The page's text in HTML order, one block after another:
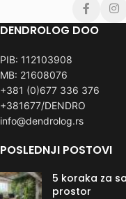
DENDROLOG DOO
PIB: 112103908
MB: 21608076
+381 (0)677 336 376
+381677/DENDRO
info@dendrolog.rs
POSLEDNJI POSTOVI
5 koraka za
prostor